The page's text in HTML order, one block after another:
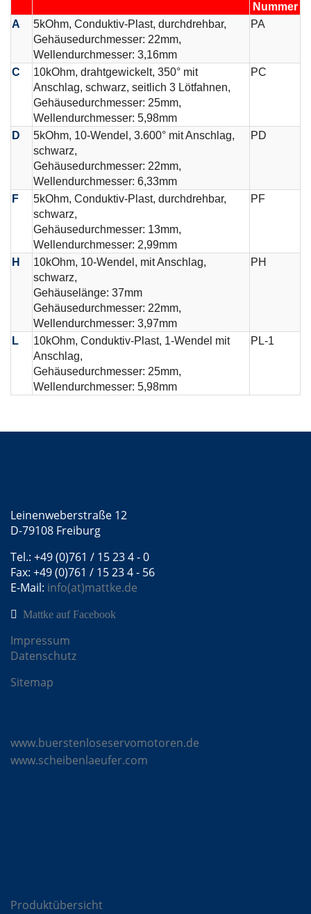
Nummer
A
5kOhm, Conduktiv-Plast, durchdrehbar,
Gehäusedurchmesser: 22mm,
Wellendurchmesser: 3,16mm
PA
C
10kOhm, drahtgewickelt, 350° mit
Anschlag, schwarz, seitlich 3 Lötfahnen,
Gehäusedurchmesser: 25mm,
Wellendurchmesser: 5,98mm
PC
D
5kOhm, 10-Wendel, 3.600° mit Anschlag,
schwarz,
Gehäusedurchmesser: 22mm,
Wellendurchmesser: 6,33mm
PD
F
5kOhm, Conduktiv-Plast, durchdrehbar,
schwarz,
Gehäusedurchmesser: 13mm,
Wellendurchmesser: 2,99mm
PF
H
10kOhm, 10-Wendel, mit Anschlag,
schwarz,
Gehäuselänge: 37mm
Gehäusedurchmesser: 22mm,
Wellendurchmesser: 3,97mm
PH
L
10kOhm, Conduktiv-Plast, 1-Wendel mit
Anschlag,
Gehäusedurchmesser: 25mm,
Wellendurchmesser: 5,98mm
PL-1
Leinenweberstraße 12
D-79108 Freiburg
Tel.: +49 (0)761 / 15 23 4 - 0
Fax: +49 (0)761 / 15 23 4 - 56
E-Mail: info(at)mattke.de
Mattke auf Facebook
Impressum
Datenschutz
Sitemap
www.buerstenloseservomotoren.de
www.scheibenlaeufer.com
Produktübersicht